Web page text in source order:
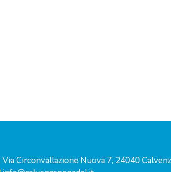
Via Circonvallazione Nuova 7, 24040